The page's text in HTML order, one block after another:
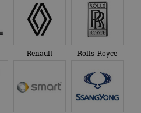
Renault Rolls-Royce